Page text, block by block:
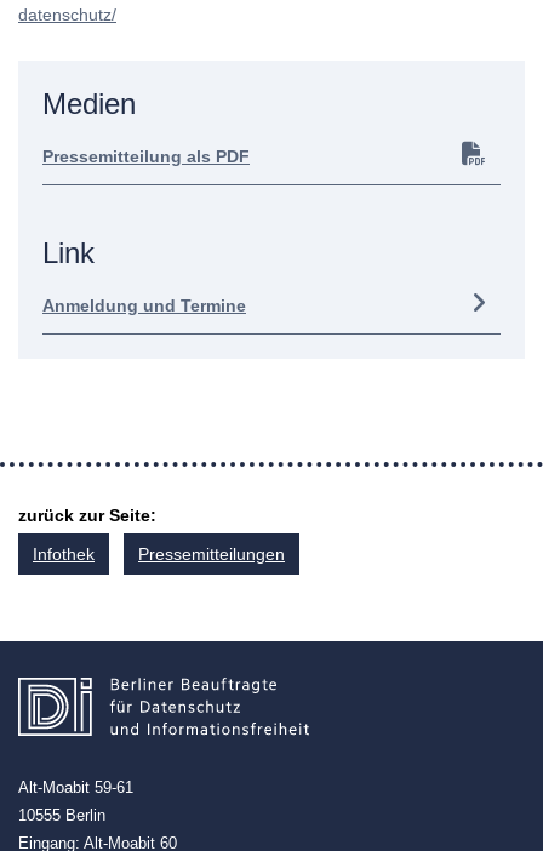
datenschutz/
Medien
Pressemitteilung als PDF
Link
Anmeldung und Termine
zurück zur Seite:
Infothek
Pressemitteilungen
Alt-Moabit 59-61
10555 Berlin
Eingang: Alt-Moabit 60